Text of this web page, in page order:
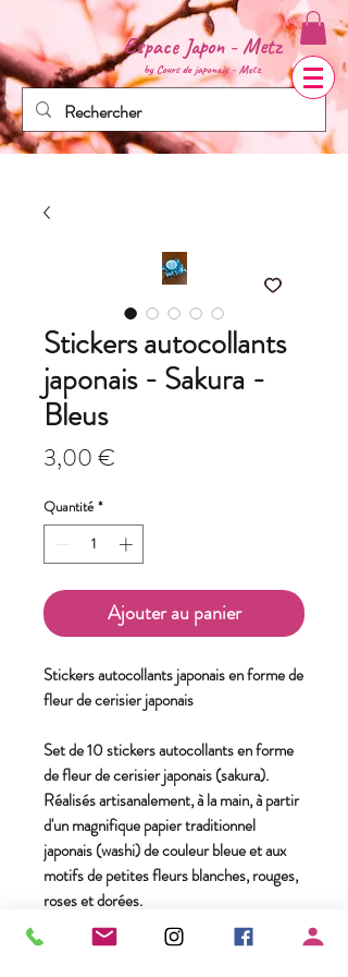
Espace Japon - Metz
by Cours dejaponais - Metz
Stickers autocollants
japonais - Sakura -
Bleus
3,00 €
Quantité *
Ajouter au panier
Stickers autocollants japonais en forme de
fleur de cerisier japonais
Set de 10 stickers autocollants en forme
de fleur de cerisier japonais (sakura).
Réalisés artisanalement, à la main, à partir
d'un magnifique papier traditionnel
japonais (washi) de couleur bleue et aux
motifs de petites fleurs blanches, rouges,
roses et dorées.
Dimension : environ 2,5 cm